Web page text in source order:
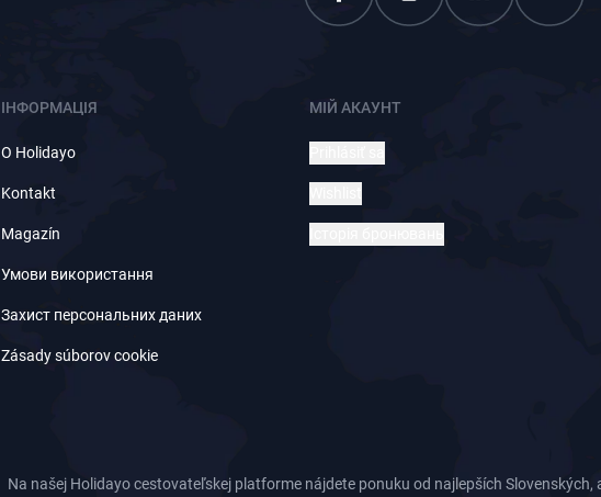
ІНФОРМАЦІЯ
O Holidayo
Kontakt
Magazín
Умови використання
Захист персональних даних
Zásady súborov cookie
МІЙ АКАУНТ
Na našej Holidayo cestovateľskej platforme nájdete ponuku od najlepších